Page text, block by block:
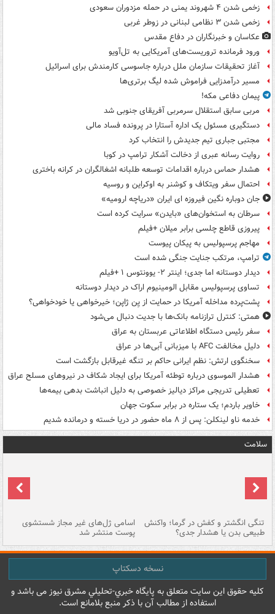
زخمی شدن ۴ شهروند یمنی در حمله مزدوران سعودی
زخمی شدن ۳ نظامی لبنانی در زوطر غربی
عکاسان و خبرنگاران در دفاع مقدس
ورود فرمانده تروریست‌های آمریکایی به تل‌آویو
آغاز تحقیقات سازمان ملل درباره جاسوسی کارمندش برای اسرائیل
مسیر درآمدزایی فراموش شده لیگ برتری‌ها
پیمان دفاعی مکه!
مربی سابق استقلال سرمربی آفریقای جنوبی شد
دستگیری مسئول یک اداره آستارا در پرونده فساد مالی
مجتبی جباری تیم جدیدش را انتخاب کرد
روایت رسانه عبری از دخالت آشکار ترامپ در کوبا
هشدار حماس درباره اقدامات توسعه طلبانه اشغالگران در کرانه باختری
احتمال سفر ویتکاف و کوشنر به اوکراین و روسیه
جان دوباره نگین فیروزه ای ایران «دریاچه ارومیه»
سرطان به استخوان‌های «بایدن» سرایت کرده است
پیروزی قاطع چلسی برابر میلان +فیلم
مهاجم پرسپولیس به پیکان پیوست
ترامپ، مرتکب جنایت جنگی شده است
دیدار دوستانه اما جدی؛ اینتر ۲- یوونتوس ۱ +فیلم
تساوی پرسپولیس مقابل الومینیوم اراک در دیدار دوستانه
پشت‌پرده مداخله آمریکا در حمایت از یِن ژاپن؛ خیرخواهی یا خودخواهی؟
همتی: کنترل ترازنامه بانک‌ها با جدیت دنبال می‌شود
سفر رئیس دستگاه اطلاعاتی عربستان به عراق
دلیل مخالفت AFC با میزبانی آبی‌ها در عراق
سخنگوی ارتش: نظم ایرانی حاکم بر تنگه غیرقابل بازگشت است
هشدار الموسوی درباره توطئه آمریکا برای ایجاد شکاف در نیروهای مسلح عراق
تعطیلی تدریجی مراکز دیالیز خصوصی به دلیل انباشت بدهی بیمه‌ها
خاویر باردم؛ یک ستاره در برابر سکوت جهان
خدمه ناو لینکلن: پس از ۸ ماه حضور در دریا خسته و درمانده‌ شدیم
سلامت
تنگی انگشتر و کفش در گرما؛ واکنش
طبیعی بدن یا هشدار جدی؟
اسامی ژل‌های غیر مجاز شستشوی
پوست منتشر شد
نسخه دسکتاپ
کليه حقوق اين سايت متعلق به پایگاه خبري-تحليلي مشرق نيوز می باشد و
استفاده از مطالب آن با ذکر منبع بلامانع است.